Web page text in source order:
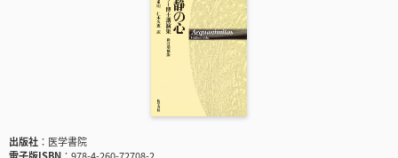
出版社
医学書院